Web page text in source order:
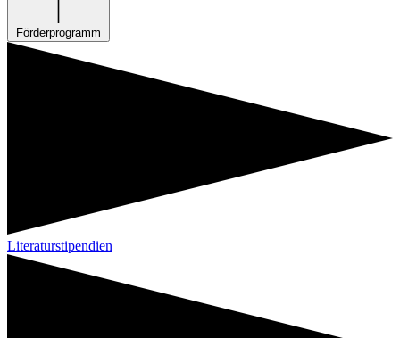
Förderprogramm
Literaturstipendien